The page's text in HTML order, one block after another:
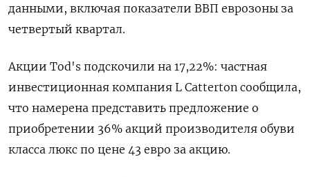
данными, включая показатели ВВП еврозоны за
четвертый квартал.
Акции Tod's подскочили на 17,22%: частная
инвестиционная компания L Catterton сообщила,
что намерена представить предложение о
приобретении 36% акций производителя обуви
класса люкс по цене 43 евро за акцию.